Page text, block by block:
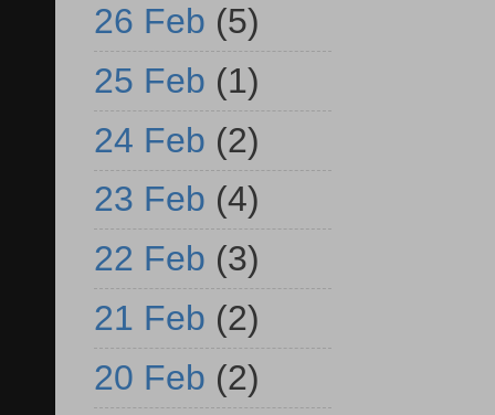
26 Feb (5)
25 Feb (1)
24 Feb (2)
23 Feb (4)
22 Feb (3)
21 Feb (2)
20 Feb (2)